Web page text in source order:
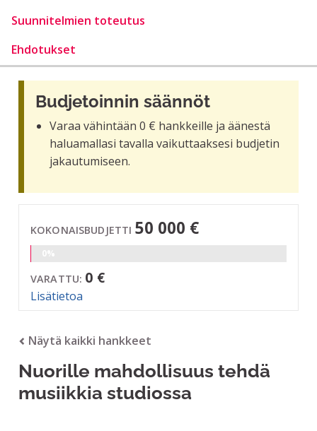
Suunnitelmien toteutus
Ehdotukset
Budjetoinnin säännöt
Varaa vähintään 0 € hankkeille ja äänestä
haluamallasi tavalla vaikuttaaksesi budjetin
jakautumiseen.
KOKONAISBUDJETTI 50 000 €
VARATTU: 0 €
Lisätietoa
Näytä kaikki hankkeet
Nuorille mahdollisuus tehdä
musiikkia studiossa